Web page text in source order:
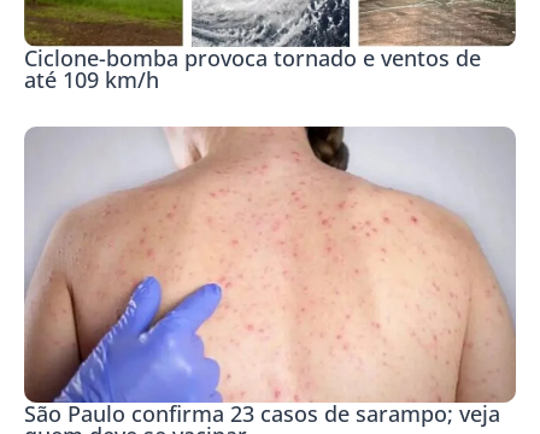
Ciclone-bomba provoca tornado e ventos de
até 109 km/h
São Paulo confirma 23 casos de sarampo; veja